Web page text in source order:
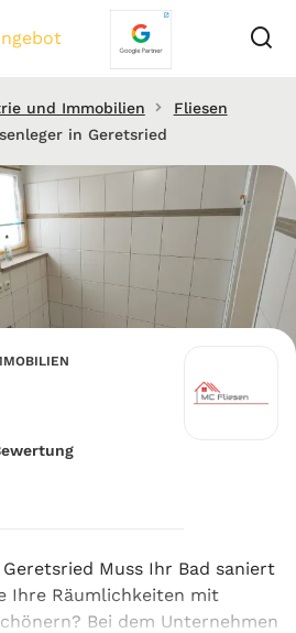
und Immobilien
Fliesen
in Geretsried
Muss Ihr Bad saniert
Ihre Räumlichkeiten mit
Bei dem Unternehmen